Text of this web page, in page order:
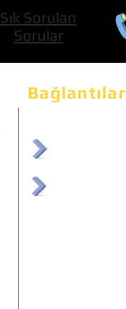
Sık Sorulan
Sorular
Bağlantılar